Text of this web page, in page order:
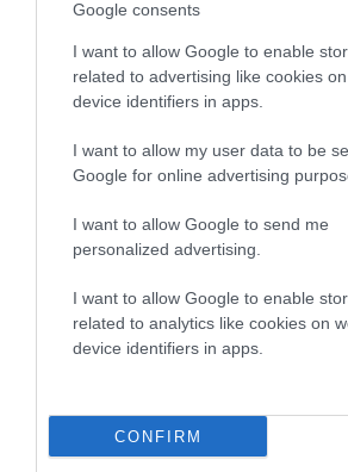
Google consents
I want to allow Google to enable
related to advertising like cookies
device identifiers in apps.
I want to allow my user data to be
Google for online advertising
I want to allow Google to send me
personalized advertising.
I want to allow Google to enable
related to analytics like cookies on
device identifiers in apps.
CONFIRM
Η Άνδρος
μπαρκάρει…
06/08/2026
Η νεολαία της
εδώ.
ευκαιρίες
05/08/2026